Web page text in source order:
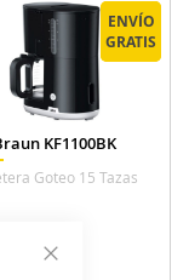
ENVÍO
GRATIS
ENVÍO
GRATIS
KF1100BK
Goteo 15 Tazas
47